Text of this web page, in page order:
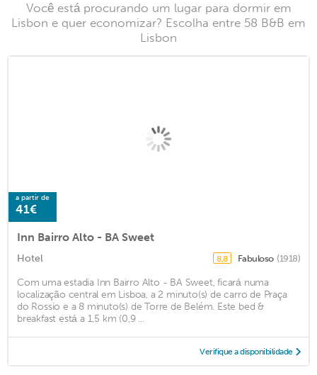
Você está procurando um lugar para dormir em
Lisbon e quer economizar? Escolha entre 58 B&B em
Lisbon
a partir de
41€
Inn Bairro Alto - BA Sweet
Hotel 8,8 Fabuloso (1918)
Com uma estadia Inn Bairro Alto - BA Sweet, ficará numa
localização central em Lisboa, a 2 minuto(s) de carro de Praça
do Rossio e a 8 minuto(s) de Torre de Belém. Este bed &
breakfast está a 1,5 km (0,9 ...
Verifique a disponibilidade